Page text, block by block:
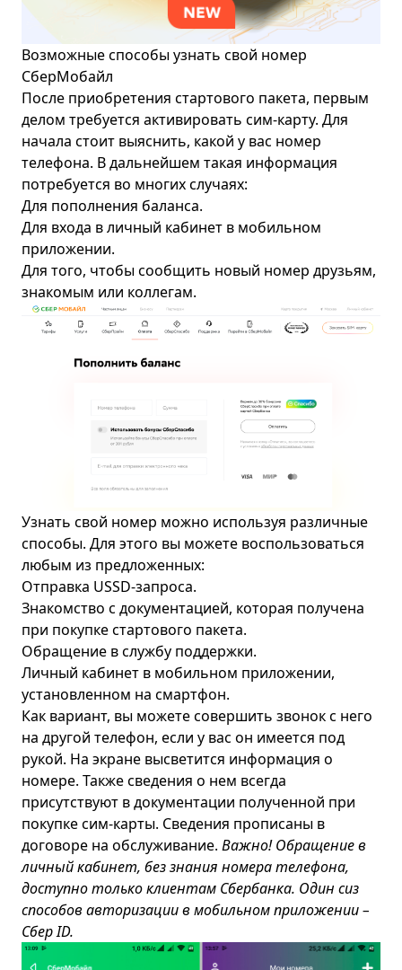
Возможные способы узнать свой номер
СберМобайл
После приобретения стартового пакета, первым
делом требуется активировать сим-карту. Для
начала стоит выяснить, какой у вас номер
телефона. В дальнейшем такая информация
потребуется во многих случаях:
Для пополнения баланса.
Для входа в личный кабинет в мобильном
приложении.
Для того, чтобы сообщить новый номер друзьям,
знакомым или коллегам.
Узнать свой номер можно используя различные
способы. Для этого вы можете воспользоваться
любым из предложенных:
Отправка USSD-запроса.
Знакомство с документацией, которая получена
при покупке стартового пакета.
Обращение в службу поддержки.
Личный кабинет в мобильном приложении,
установленном на смартфон.
Как вариант, вы можете совершить звонок с него
на другой телефон, если у вас он имеется под
рукой. На экране высветится информация о
номере. Также сведения о нем всегда
присутствуют в документации полученной при
покупке сим-карты. Сведения прописаны в
договоре на обслуживание. Важно! Обращение в
личный кабинет, без знания номера телефона,
доступно только клиентам Сбербанка. Один сиз
способов авторизации в мобильном приложении –
Сбер ID.